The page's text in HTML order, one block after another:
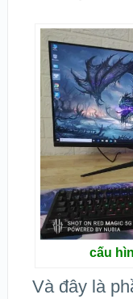
cấu
Và đây là